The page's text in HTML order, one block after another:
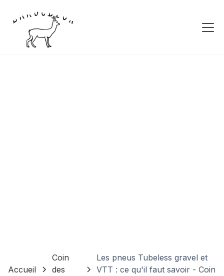
Accueil
Coin
des
Les pneus Tubeless gravel et
VTT : ce qu'il faut savoir - Coin